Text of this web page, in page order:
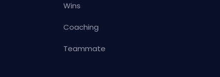
Wins
Coaching
Teammate